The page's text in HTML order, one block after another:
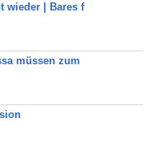
wieder | Bares f
müssen zum